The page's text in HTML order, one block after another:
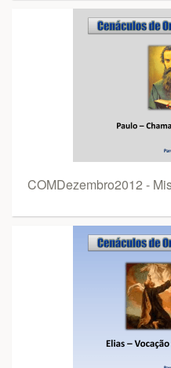
COMDezembro2012 -